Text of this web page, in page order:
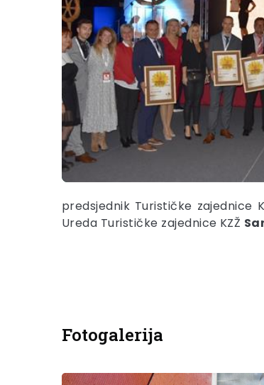
predsjednik Turističke zajednice
Ureda Turističke zajednice KZŽ
Fotogalerija